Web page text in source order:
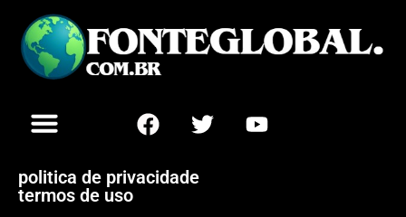
politica de privacidade
termos de uso